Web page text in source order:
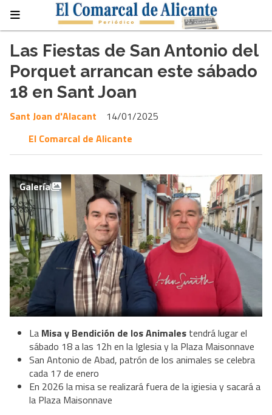
Las Fiestas de San Antonio del
Porquet arrancan este sábado
18 en Sant Joan
Sant Joan d'Alacant
14/01/2025
El Comarcal de Alicante
Galería
La Misa y Bendición de los Animales tendrá lugar el
sábado 18 a las 12h en la Iglesia y la Plaza Maisonnave
San Antonio de Abad, patrón de los animales se celebra
cada 17 de enero
En 2026 la misa se realizará fuera de la igiesia y sacará a
la Plaza Maisonnave